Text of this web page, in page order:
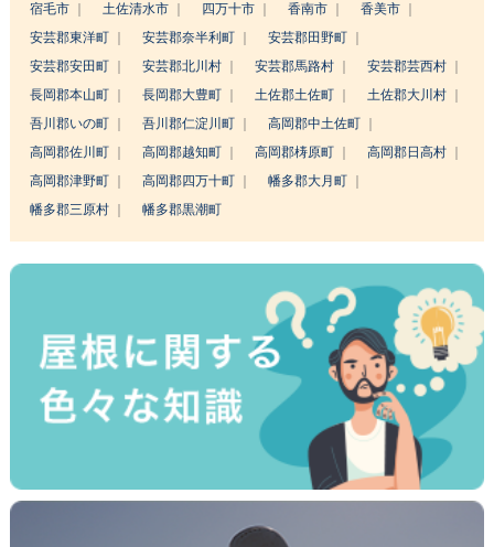
宿毛市
土佐清水市 四万十市 香南市
香美市
安芸郡東洋町
安芸郡奈半利町
安芸郡田野町
安芸郡安田町
安芸郡北川村 安芸郡馬路村
安芸郡芸西村
長岡郡本山町
長岡郡大豊町 土佐郡土佐町
土佐郡大川村
吾川郡いの町
吾川郡仁淀川町
高岡郡中土佐町
高岡郡佐川町
高岡郡越知町 高岡郡梼原町
高岡郡日高村
高岡郡津野町
高岡郡四万十町
幡多郡大月町
幡多郡三原村
幡多郡黒潮町